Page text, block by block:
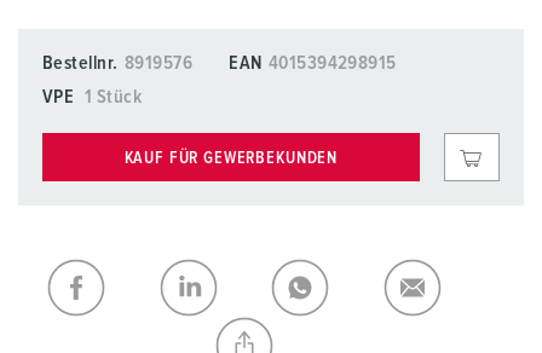
Bestellnr. 8919576 EAN 4015394298915
VPE
1 Stück
KAUF FÜR GEWERBEKUNDEN